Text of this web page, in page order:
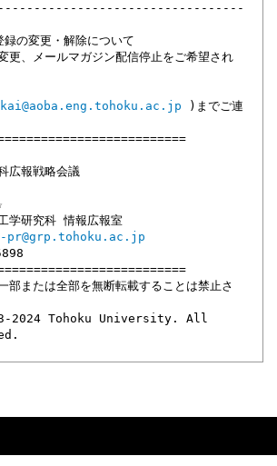
の変更・解除について
更、メールマガジン配信停止をご希望され
)までご連
広報戦略会議
学研究科 情報広報室
pr@grp.tohoku.ac.jp
部または全部を無断転載することは禁止さ
2024 Tohoku University. All